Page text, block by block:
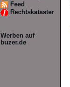
Feed
Rechtskataster
Werben auf
buzer.de